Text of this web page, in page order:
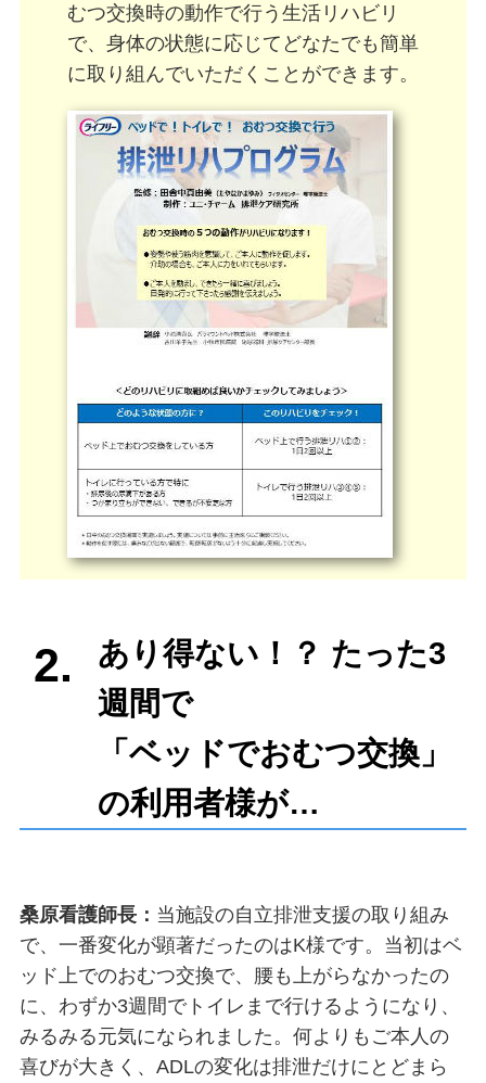
むつ交換時の動作で行う生活リハビリ
で、身体の状態に応じてどなたでも簡単
に取り組んでいただくことができます。
2.
あり得ない！？ たった3
週間で
「ベッドでおむつ交換」
の利用者様が…
桑原看護師長： 当施設の自立排泄支援の取り組み
で、一番変化が顕著だったのはK様です。当初はベ
ッド上でのおむつ交換で、腰も上がらなかったの
に、わずか3週間でトイレまで行けるようになり、
みるみる元気になられました。何よりもご本人の
喜びが大きく、ADLの変化は排泄だけにとどまら